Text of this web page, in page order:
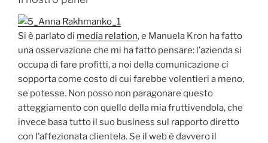
Si è parlato di media relation, e Manuela Kron ha fatto
una osservazione che mi ha fatto pensare: l’azienda si
occupa di fare profitti, a noi della comunicazione ci
sopporta come costo di cui farebbe volentieri a meno,
se potesse. Non posso non paragonare questo
atteggiamento con quello della mia fruttivendola, che
invece basa tutto il suo business sul rapporto diretto
con l’affezionata clientela. Se il web è davvero il